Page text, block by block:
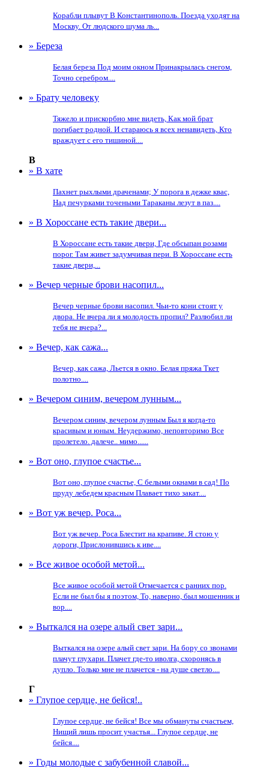
Корабли плывут В Константинополь. Поезда уходят на
Москву. От людского шума ль...
» Береза
Белая береза Под моим окном Принакрылась снегом,
Точно серебром....
» Брату человеку
Тяжело и прискорбно мне видеть, Как мой брат
погибает родной. И стараюсь я всех ненавидеть, Кто
враждует с его тишиной....
В
» В хате
Пахнет рыхлыми драченами; У порога в дежке квас,
Над печурками точеными Тараканы лезут в паз....
» В Хороссане есть такие двери...
В Хороссане есть такие двери, Где обсыпан розами
порог. Там живет задумчивая пери. В Хороссане есть
такие двери,...
» Вечер черные брови насопил...
Вечер черные брови насопил. Чьи-то кони стоят у
двора. Не вчера ли я молодость пропил? Разлюбил ли
тебя не вчера?...
» Вечер, как сажа...
Вечер, как сажа, Льется в окно. Белая пряжа Ткет
полотно....
» Вечером синим, вечером лунным...
Вечером синим, вечером лунным Был я когда-то
красивым и юным. Неудержимо, неповторимо Все
пролетело. далече.. мимо......
» Вот оно, глупое счастье...
Вот оно, глупое счастье, С белыми окнами в сад! По
пруду лебедем красным Плавает тихо закат....
» Вот уж вечер. Роса...
Вот уж вечер. Роса Блестит на крапиве. Я стою у
дороги, Прислонившись к иве....
» Все живое особой метой...
Все живое особой метой Отмечается с ранних пор.
Если не был бы я поэтом, То, наверно, был мошенник и
вор....
» Выткался на озере алый свет зари...
Выткался на озере алый свет зари. На бору со звонами
плачут глухари. Плачет где-то иволга, схоронясь в
дупло. Только мне не плачется - на душе светло....
Г
» Глупое сердце, не бейся!..
Глупое сердце, не бейся! Все мы обмануты счастьем,
Нищий лишь просит участья... Глупое сердце, не
бейся....
» Годы молодые с забубенной славой...